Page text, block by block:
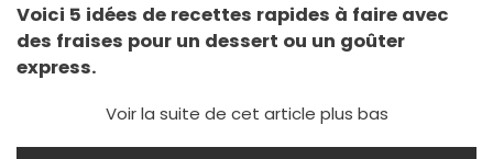
Voici 5 idées de recettes rapides à faire avec
des fraises pour un dessert ou un goûter
express.
Voir la suite de cet article plus bas